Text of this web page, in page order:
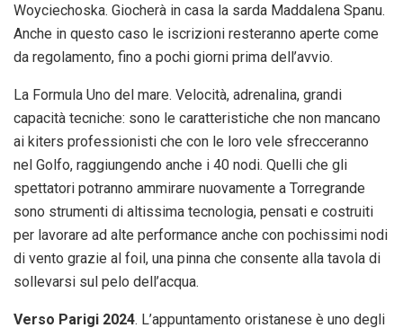
Woyciechoska. Giocherà in casa la sarda Maddalena Spanu.
Anche in questo caso le iscrizioni resteranno aperte come
da regolamento, fino a pochi giorni prima dell’avvio.
La Formula Uno del mare. Velocità, adrenalina, grandi
capacità tecniche: sono le caratteristiche che non mancano
ai kiters professionisti che con le loro vele sfrecceranno
nel Golfo, raggiungendo anche i 40 nodi. Quelli che gli
spettatori potranno ammirare nuovamente a Torregrande
sono strumenti di altissima tecnologia, pensati e costruiti
per lavorare ad alte performance anche con pochissimi nodi
di vento grazie al foil, una pinna che consente alla tavola di
sollevarsi sul pelo dell’acqua.
Verso Parigi 2024. L’appuntamento oristanese è uno degli